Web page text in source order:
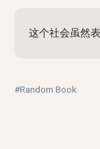
这个社会虽然
#Random Book